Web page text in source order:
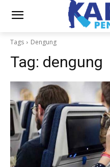
Tags Dengung
Tag: dengung